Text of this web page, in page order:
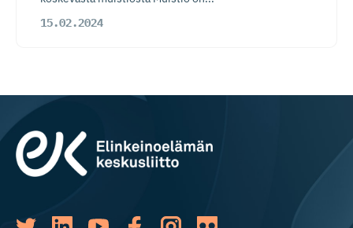
15.02.2024